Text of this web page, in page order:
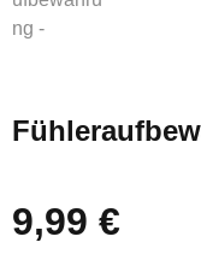
Regulärer Preis:
9,99 €